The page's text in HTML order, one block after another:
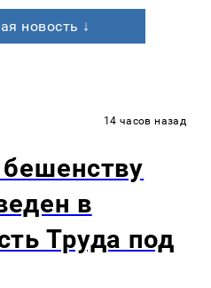
новость ↓
14 часов назад
в
Труда под